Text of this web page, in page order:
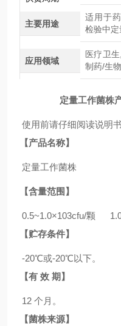
主要用途
适用于
检验中定
应用领域
医疗卫
制药/生
定量工作菌株
使用前请仔细阅读说明
【产品名称】
定量工作菌株
【含量范围】
0.5~1.0×103cfu/颗
【贮存条件】
-20℃或-20℃以下。
【有 效 期】
12 个月。
【菌株来源】